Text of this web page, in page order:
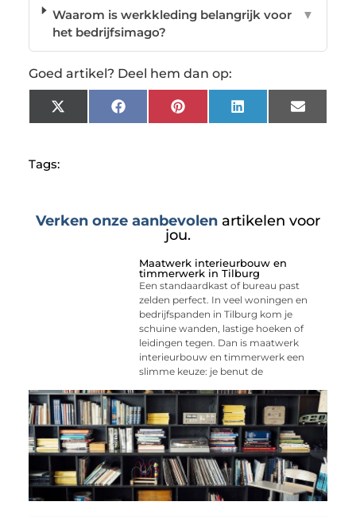
Waarom is werkkleding belangrijk voor
het bedrijfsimago?
▼
Goed artikel? Deel hem dan op:
X
(Twitter)
FacebookPinterest LinkedIn Email
Tags:
Verken onze aanbevolen artikelen voor
jou.
Maatwerk interieurbouw en
timmerwerk in Tilburg
Een standaardkast of bureau past
zelden perfect. In veel woningen en
bedrijfspanden in Tilburg kom je
schuine wanden, lastige hoeken of
leidingen tegen. Dan is maatwerk
interieurbouw en timmerwerk een
slimme keuze: je benut de